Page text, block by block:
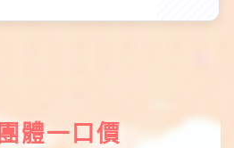
團體一口價